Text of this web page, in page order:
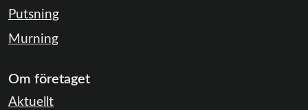
Putsning
Murning
Om företaget
Aktuellt